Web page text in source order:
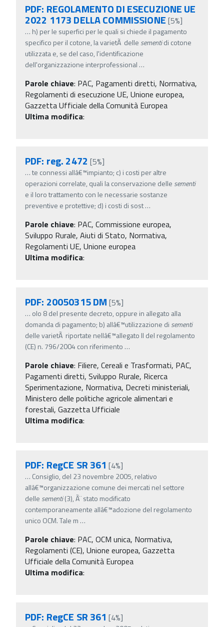
PDF: REGOLAMENTO DI ESECUZIONE UE
2022 1173 DELLA COMMISSIONE [5%]
… h) per le superfici per le quali si chiede il pagamento
specifico per il cotone, la varietÃ delle sementidi cotone
utilizzata e, se del caso, l'identificazione
dell'organizzazione interprofessional …
Parole chiave: PAC, Pagamenti diretti, Normativa,
Regolamenti di esecuzione UE, Unione europea,
Gazzetta Ufficiale della Comunità Europea
Ultima modifica:
PDF: reg. 2472 [5%]
…te connessi allâ€™impianto; c) i costi per altre
operazioni correlate, quali la conservazione delle sementi
e il loro trattamento con le necessarie sostanze
preventive e protettive; d) i costi di sost…
Parole chiave: PAC, Commissione europea,
Sviluppo Rurale, Aiuti di Stato, Normativa,
Regolamenti UE, Unione europea
Ultima modifica:
PDF: 20050315 DM [5%]
… olo 8 del presente decreto, oppure in allegato alla
domanda di pagamento; b) allâ€™utilizzazione di sementi
delle varietÃ riportate nellâ€™allegato II del regolamento
(CE) n. 796/2004 con riferimento …
Parole chiave: Filiere, Cereali e Trasformati, PAC,
Pagamenti diretti, Sviluppo Rurale, Ricerca
Sperimentazione, Normativa, Decreti ministeriali,
Ministero delle politiche agricole alimentari e
forestali, Gazzetta Ufficiale
Ultima modifica:
PDF: RegCE SR 361 [4%]
… Consiglio, del 23 novembre 2005, relativo
allâ€™organizzazione comune dei mercati nel settore
delle sementi(3), Ã¨ stato modificato
contemporaneamente allâ€™adozione del regolamento
unico OCM. Tale m …
Parole chiave: PAC, OCM unica, Normativa,
Regolamenti (CE), Unione europea, Gazzetta
Ufficiale della Comunità Europea
Ultima modifica:
PDF: RegCE SR 361 [4%]